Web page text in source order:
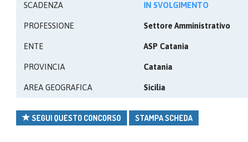
SCADENZA IN SVOLGIMENTO
PROFESSIONE Settore Amministrativo
ENTE ASP Catania
PROVINCIA Catania
AREA GEOGRAFICA Sicilia
SEGUI QUESTO CONCORSO STAMPA SCHEDA